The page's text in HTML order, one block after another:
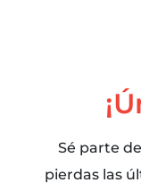
Sé parte
pierdas las